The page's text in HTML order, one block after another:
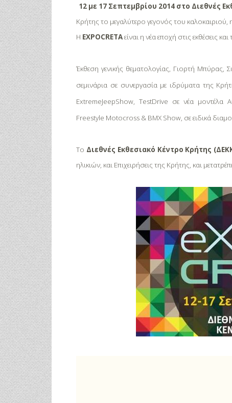
12 με 17 Σεπτεμβρίου 2014 στο Διεθνές
Κρήτης το μεγαλύτερο γεγονός του καλοκαιριού,
Η EXPOCRETAείναι η νέα εποχή στις εκθέσεις
Έκθεση γενικής θεματολογίας, Γιορτή Μπύρας,
σεμινάρια σε συνεργασία με ιδρύματα της
ExtremeJeepShow,TestDrive σε νέα μοντέλα
Freestyle Motocross & BMX Show, σε ειδικά
Το Διεθνές Εκθεσιακό Κέντρο Κρήτης
ηλικιών, και Επιχειρήσεις της Κρήτης, και